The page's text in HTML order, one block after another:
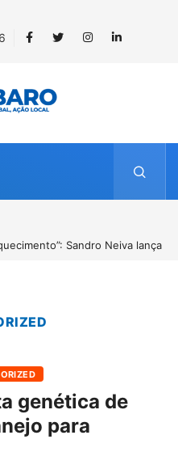
abertas para o Prêmio de
genética de
para